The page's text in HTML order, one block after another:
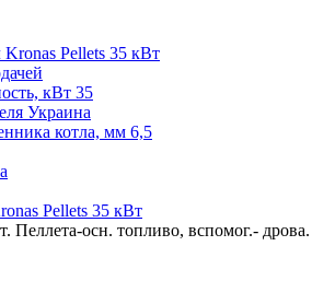
кВт 35
Украина
котла, мм 6,5
Pellets 35 кВт
Пеллета-осн. топливо, вспомог.- дрова.